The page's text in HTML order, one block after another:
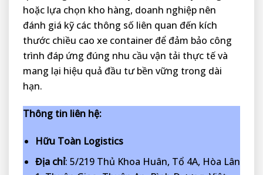
hoặc lựa chọn kho hàng, doanh nghiệp nên
đánh giá kỹ các thông số liên quan đến kích
thước chiều cao xe container để đảm bảo công
trình đáp ứng đúng nhu cầu vận tải thực tế và
mang lại hiệu quả đầu tư bền vững trong dài
hạn.
Thông tin liên hệ:
Hữu Toàn Logistics
Địa chỉ: 5/219 Thủ Khoa Huân, Tổ 4A, Hòa Lân